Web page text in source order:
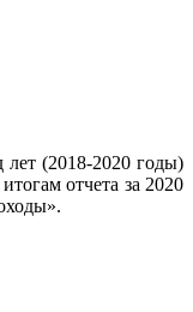
лет (2018-2020 годы)
отчета за 2020